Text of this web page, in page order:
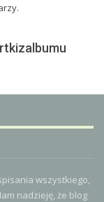
wszystkiego,
nadzieję, że blog